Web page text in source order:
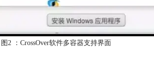
图2 ：CrossOver软件多容器支持界面